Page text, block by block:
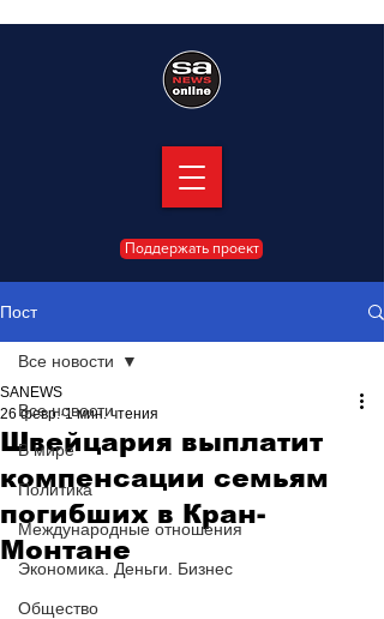
Поддержать проект
Пост
Все новости
В мире
Политика
Международные отношения
Экономика. Деньги. Бизнес
Общество
Все новости
Швейцария выплатит
компенсации семьям
погибших в Кран-
Монтане
SANEWS
26 февр. 1 мин. чтения